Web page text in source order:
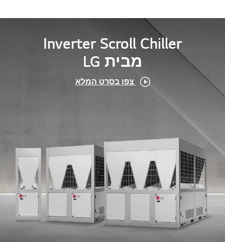
Inverter Scroll Chiller
מבית LG
צפו בסרט המלא